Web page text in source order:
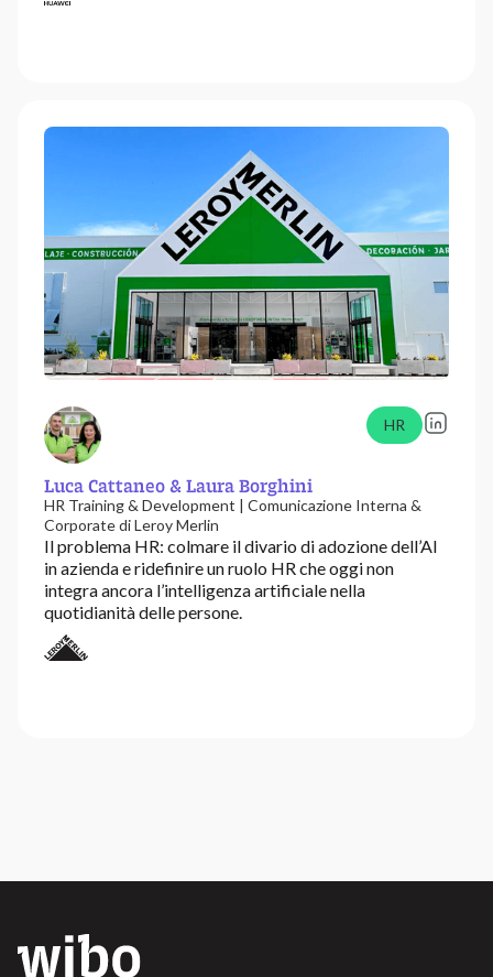
HR
Luca Cattaneo & Laura Borghini
HR Training & Development | Comunicazione Interna &
Corporate di Leroy Merlin
Il problema HR: colmare il divario di adozione dell’AI
in azienda e ridefinire un ruolo HR che oggi non
integra ancora l’intelligenza artificiale nella
quotidianità delle persone.